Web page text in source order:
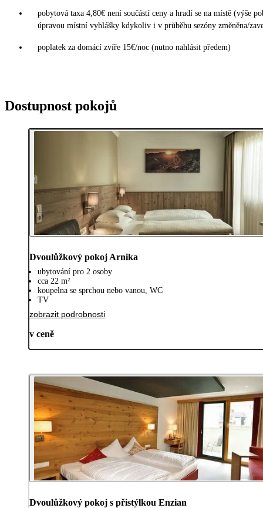
pobytová taxa 4,80€ není součástí ceny a hradí se na místě (výše
úpravou místní vyhlášky kdykoliv i v průběhu sezóny změněna/
poplatek za domácí zvíře 15€/noc (nutno nahlásit předem)
Dostupnost pokojů
Dvoulůžkový pokoj Arnika
ubytování pro 2 osoby
cca 22 m²
koupelna se sprchou nebo vanou, WC
TV
zobrazit podrobnosti
v ceně
Dvoulůžkový pokoj s přistýlkou Enzian